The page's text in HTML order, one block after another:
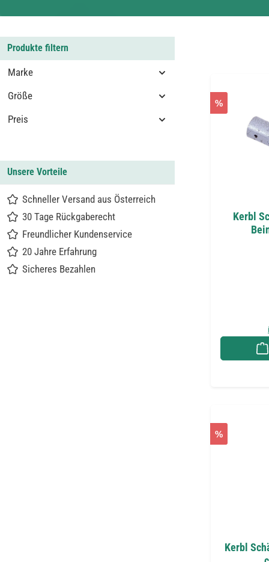
Produkte filtern
Marke
Größe
Preis
Unsere Vorteile
Schneller Versand aus Österreich
30 Tage Rückgaberecht
Freundlicher Kundenservice
20 Jahre Erfahrung
Sicheres Bezahlen
%
Kerbl
%
Kerbl